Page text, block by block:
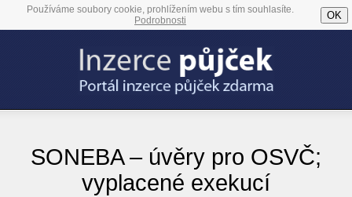
Používáme soubory cookie, prohlížením webu s tím souhlasíte.
Podrobnosti
OK
SONEBA – úvěry pro OSVČ;
vyplacené exekucí